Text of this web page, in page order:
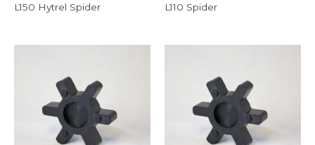
L150 Hytrel Spider
L110 Spider